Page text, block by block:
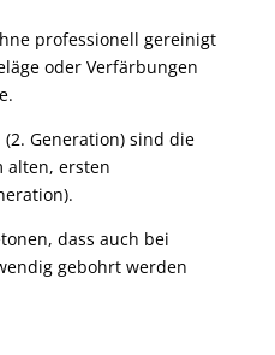
professionell gereinigt
oder Verfärbungen
Generation) sind die
alten, ersten
dass auch bei
gebohrt werden